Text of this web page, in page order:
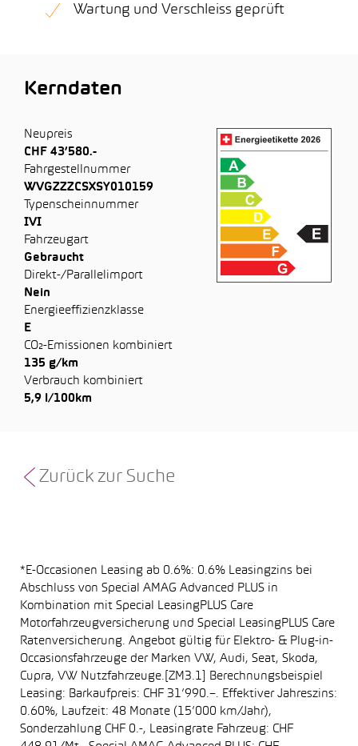
Wartung und Verschleiss geprüft
Kerndaten
Neupreis
CHF 43’580.-
Fahrgestellnummer
WVGZZZCSXSY010159
Typenscheinnummer
IVI
Fahrzeugart
Gebraucht
Direkt-/Parallelimport
Nein
Energieeffizienzklasse
E
CO₂-Emissionen kombiniert
135 g/km
Verbrauch kombiniert
5,9 l/100km
Zurück zur Suche
*E-Occasionen Leasing ab 0.6%: 0.6% Leasingzins bei
Abschluss von Special AMAG Advanced PLUS in
Kombination mit Special LeasingPLUS Care
Motorfahrzeugversicherung und Special LeasingPLUS Care
Ratenversicherung. Angebot gültig für Elektro- & Plug-in-
Occasionsfahrzeuge der Marken VW, Audi, Seat, Skoda,
Cupra, VW Nutzfahrzeuge.[ZM3.1] Berechnungsbeispiel
Leasing: Barkaufpreis: CHF 31’990.–. Effektiver Jahreszins:
0.60%, Laufzeit: 48 Monate (15’000 km/Jahr),
Sonderzahlung CHF 0.-, Leasingrate Fahrzeug: CHF